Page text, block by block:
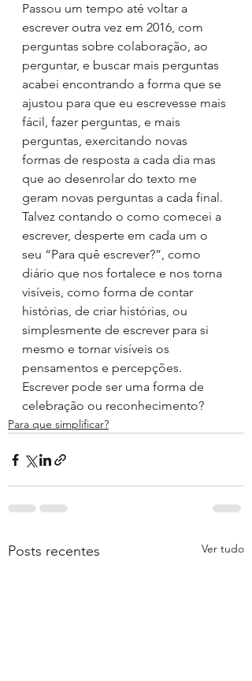
Passou um tempo até voltar a
escrever outra vez em 2016, com
perguntas sobre colaboração, ao
perguntar, e buscar mais perguntas
acabei encontrando a forma que se
ajustou para que eu escrevesse mais
fácil, fazer perguntas, e mais
perguntas, exercitando novas
formas de resposta a cada dia mas
que ao desenrolar do texto me
geram novas perguntas a cada final.
Talvez contando o como comecei a
escrever, desperte em cada um o
seu “Para quê escrever?”, como
diário que nos fortalece e nos torna
visíveis, como forma de contar
histórias, de criar histórias, ou
simplesmente de escrever para si
mesmo e tornar visíveis os
pensamentos e percepções.
Escrever pode ser uma forma de
celebração ou reconhecimento?
Para que simplificar?
Posts recentes Ver tudo